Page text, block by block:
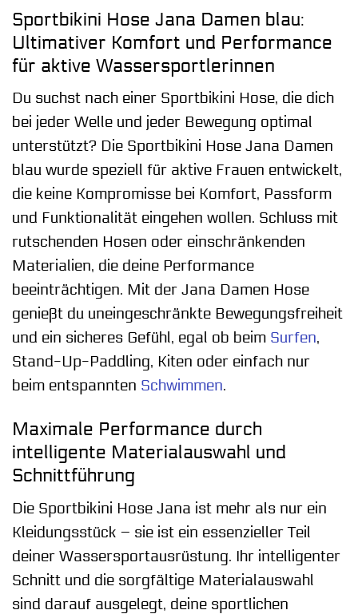
Sportbikini Hose Jana Damen blau:
Ultimativer Komfort und Performance
für aktive Wassersportlerinnen
Du suchst nach einer Sportbikini Hose, die dich
bei jeder Welle und jeder Bewegung optimal
unterstützt? Die Sportbikini Hose Jana Damen
blau wurde speziell für aktive Frauen entwickelt,
die keine Kompromisse bei Komfort, Passform
und Funktionalität eingehen wollen. Schluss mit
rutschenden Hosen oder einschränkenden
Materialien, die deine Performance
beeinträchtigen. Mit der Jana Damen Hose
genießt du uneingeschränkte Bewegungsfreiheit
und ein sicheres Gefühl, egal ob beim Surfen,
Stand-Up-Paddling, Kiten oder einfach nur
beim entspannten Schwimmen.
Maximale Performance durch
intelligente Materialauswahl und
Schnittführung
Die Sportbikini Hose Jana ist mehr als nur ein
Kleidungsstück – sie ist ein essenzieller Teil
deiner Wassersportausrüstung. Ihr intelligenter
Schnitt und die sorgfältige Materialauswahl
sind darauf ausgelegt, deine sportlichen